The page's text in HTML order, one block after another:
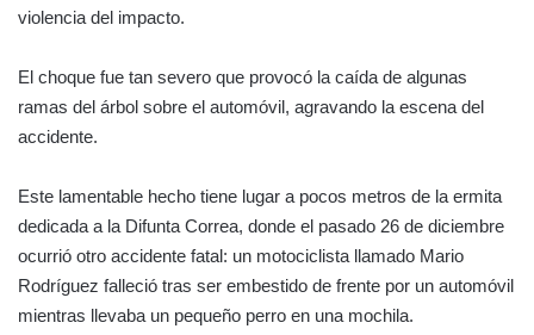
violencia del impacto.
El choque fue tan severo que provocó la caída de algunas
ramas del árbol sobre el automóvil, agravando la escena del
accidente.
Este lamentable hecho tiene lugar a pocos metros de la ermita
dedicada a la Difunta Correa, donde el pasado 26 de diciembre
ocurrió otro accidente fatal: un motociclista llamado Mario
Rodríguez falleció tras ser embestido de frente por un automóvil
mientras llevaba un pequeño perro en una mochila.